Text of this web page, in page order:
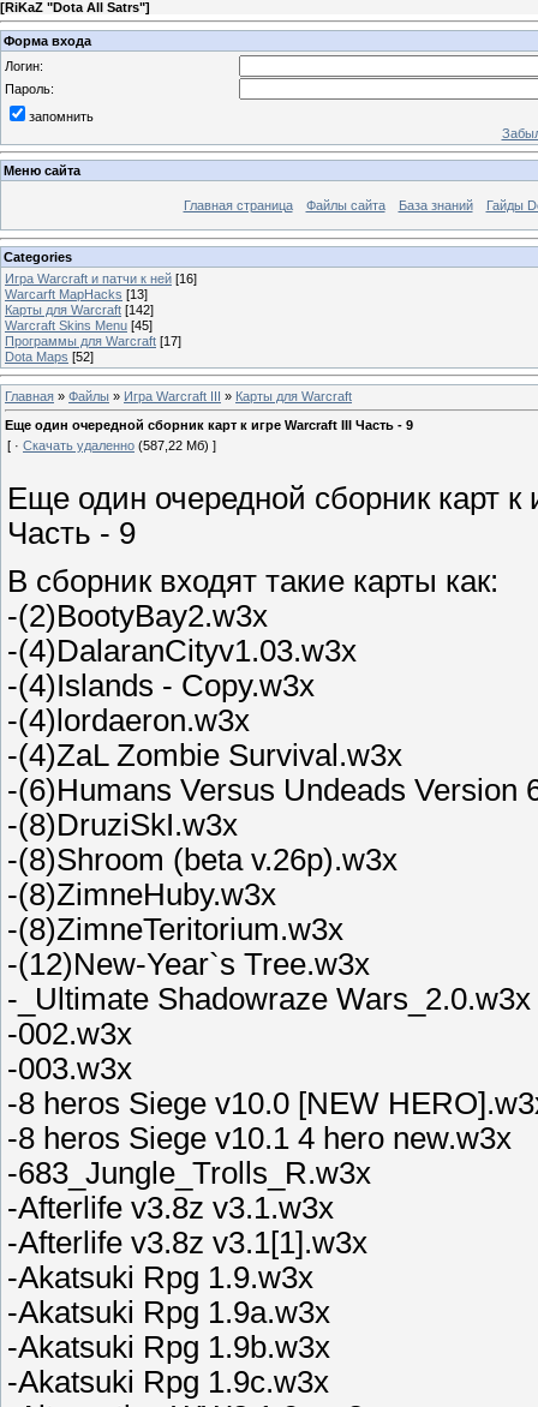
[RiKaZ "Dota All Satrs"]
Форма входа
Логин:
Пароль:
запомнить
Меню сайта
Главная страница Файлы сайта База знаний Гайды
Categories
Игра Warcraft и патчи к ней [16]
Warcarft MapHacks [13]
Карты для Warcraft [142]
Warcraft Skins Menu [45]
Программы для Warcraft [17]
Dota Maps [52]
Главная » Файлы » Игра Warcraft III » Карты для Warcraft
Еще один очередной сборник карт к игре Warcraft III Часть - 9
[ · Скачать удаленно (587,22 Мб) ]
Еще один очередной сборник карт к
Часть - 9
В сборник входят такие карты как:
-(2)BootyBay2.w3x
-(4)DalaranCityv1.03.w3x
-(4)Islands - Copy.w3x
-(4)lordaeron.w3x
-(4)ZaL Zombie Survival.w3x
-(6)Humans Versus Undeads Version
-(8)DruziSkI.w3x
-(8)Shroom (beta v.26p).w3x
-(8)ZimneHuby.w3x
-(8)ZimneTeritorium.w3x
-(12)New-Year`s Tree.w3x
-_Ultimate Shadowraze Wars_2.0.w3x
-002.w3x
-003.w3x
-8 heros Siege v10.0 [NEW
-8 heros Siege v10.1 4 hero new.w3x
-683_Jungle_Trolls_R.w3x
-Afterlife v3.8z v3.1.w3x
-Afterlife v3.8z v3.1[1].w3x
-Akatsuki Rpg 1.9.w3x
-Akatsuki Rpg 1.9a.w3x
-Akatsuki Rpg 1.9b.w3x
-Akatsuki Rpg 1.9c.w3x